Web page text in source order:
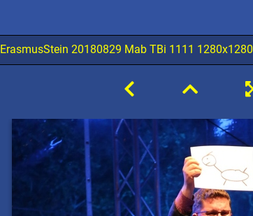
ErasmusStein 20180829 Mab TBi 1111 1280x1280